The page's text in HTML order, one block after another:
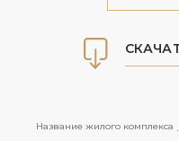
Название жилого комплекса